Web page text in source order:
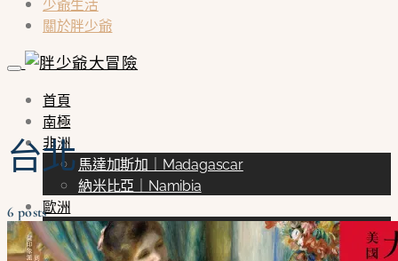
少爺生活
關於胖少爺
首頁
南極
非洲
馬達加斯加｜Madagascar
納米比亞｜Namibia
歐洲
葡萄牙｜Portugal
西班牙｜Spain
台北
6 posts